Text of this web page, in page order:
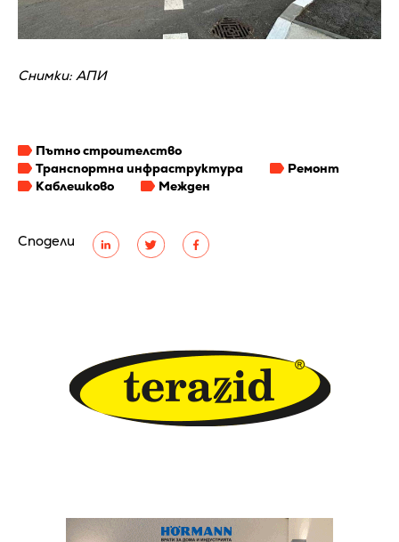
Сподели
Снимки: АПИ
Пътно строителство
Транспортна инфраструктура
Ремонт
Каблешково
Межден